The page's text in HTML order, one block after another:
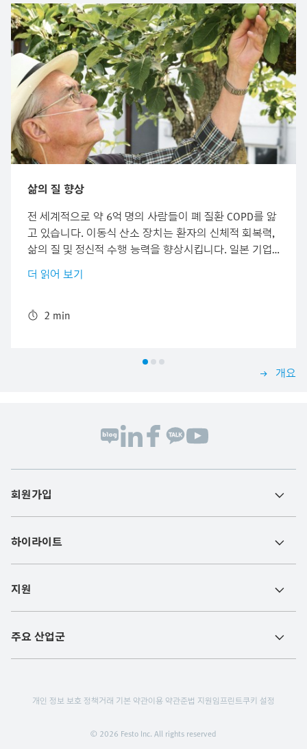
삶의 질 향상
전 세계적으로 약 6억 명의 사람들이 폐 질환 COPD를 앓
고 있습니다. 이동식 산소 장치는 환자의 신체적 회복력,
삶의 질 및 정신적 수행 능력을 향상시킵니다. 일본 기업
인 Musashi Medical Laboratory는 스마트폰 형식의 사용
하기 쉬운 컨트롤러가 있는 산소 장치를 제공합니다. 이
소형 피에조 밸브는 조용한 산소 공급을 보장합니다.
더 읽어 보기
2 min
개요
회원가입
하이라이트
지원
주요 산업군
© 2026 Festo Inc. All rights reserved
개인 정보 보호 정책거래 기본 약관이용 약관준법 지원임프린트쿠키 설정